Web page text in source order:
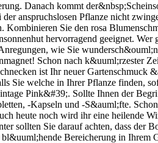
Danach kommt
anspruchslosen Pflanze nicht
Kombinieren Sie den rosa
hervorragend geeignet. Wer
wie Sie
Schon nach k&uuml;rzester
ist Ihr neuer Gartenschmuck
Sie welche in Ihrer Pflanze finden,
Pink&#39;. Sollte Ihnen der
-Kapseln und -S&auml;fte.
heute noch wird ihr eine heilende
sollten Sie darauf achten, dass der
Bereicherung in Ihrem